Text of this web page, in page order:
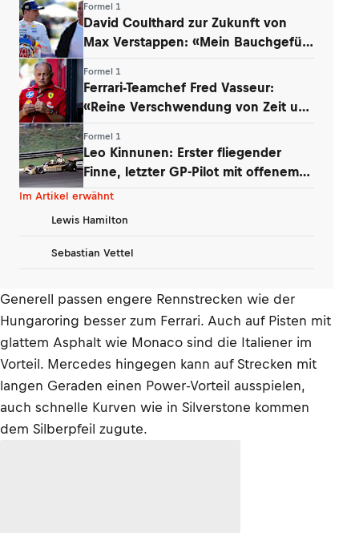
Formel 1
David Coulthard zur Zukunft von
Max Verstappen: «Mein Bauchgefühl
Formel 1
Ferrari-Teamchef Fred Vasseur:
«Reine Verschwendung von Zeit und
Formel 1
Leo Kinnunen: Erster fliegender
Finne, letzter GP-Pilot mit offenem
Helm
Im Artikel erwähnt
Lewis Hamilton
Sebastian Vettel
Generell passen engere Rennstrecken wie der
Hungaroring besser zum Ferrari. Auch auf Pisten mit
glattem Asphalt wie Monaco sind die Italiener im
Vorteil. Mercedes hingegen kann auf Strecken mit
langen Geraden einen Power-Vorteil ausspielen,
auch schnelle Kurven wie in Silverstone kommen
dem Silberpfeil zugute.